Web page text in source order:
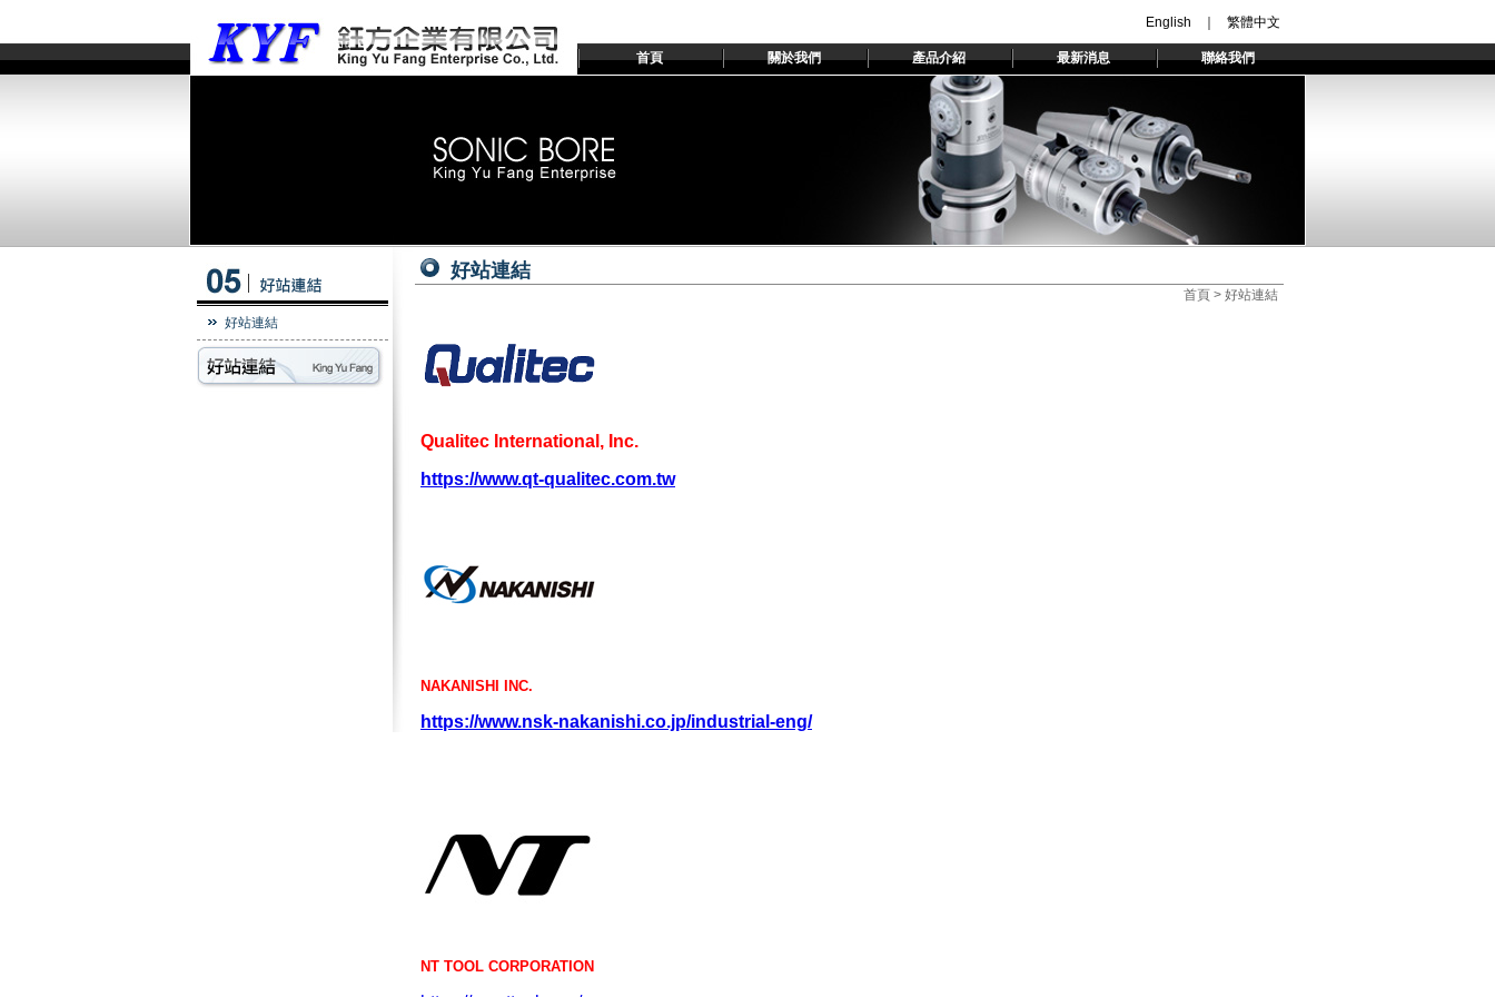
English 繁體中文
首頁 關於我們 產品介紹 最新消息 聯絡我們
好站連結
好站連結
首頁 > 好站連結
Qualitec International, Inc.
https://www.qt-qualitec.com.tw
NAKANISHI INC.
https://www.nsk-nakanishi.co.jp/industrial-eng/
NT TOOL CORPORATION